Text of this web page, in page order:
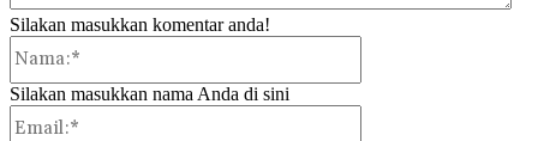
Silakan masukkan komentar anda!
Silakan masukkan nama Anda di sini